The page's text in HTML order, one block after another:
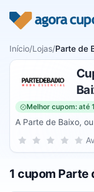
Início/Lojas/Parte de
Melhor cupom: até
A Parte de Baixo,
uma marca
para o dia a dia ou
mas de maneira
Sua nota para
5
4
3 estrelas
2 estrelas
1 estrela
1 cupom Parte